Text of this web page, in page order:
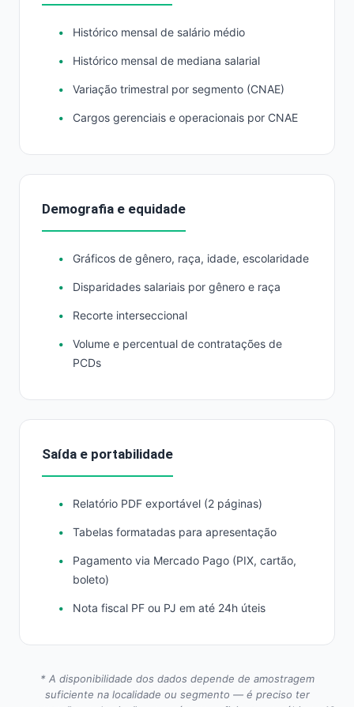
Histórico mensal de salário médio
Histórico mensal de mediana salarial
Variação trimestral por segmento (CNAE)
Cargos gerenciais e operacionais por CNAE
Demografia e equidade
Gráficos de gênero, raça, idade, escolaridade
Disparidades salariais por gênero e raça
Recorte interseccional
Volume e percentual de contratações de
PCDs
Saída e portabilidade
Relatório PDF exportável (2 páginas)
Tabelas formatadas para apresentação
Pagamento via Mercado Pago (PIX, cartão,
boleto)
Nota fiscal PF ou PJ em até 24h úteis
* A disponibilidade dos dados depende de amostragem
suficiente na localidade ou segmento — é preciso ter